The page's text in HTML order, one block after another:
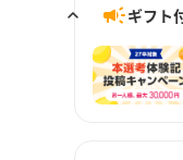
ギフト